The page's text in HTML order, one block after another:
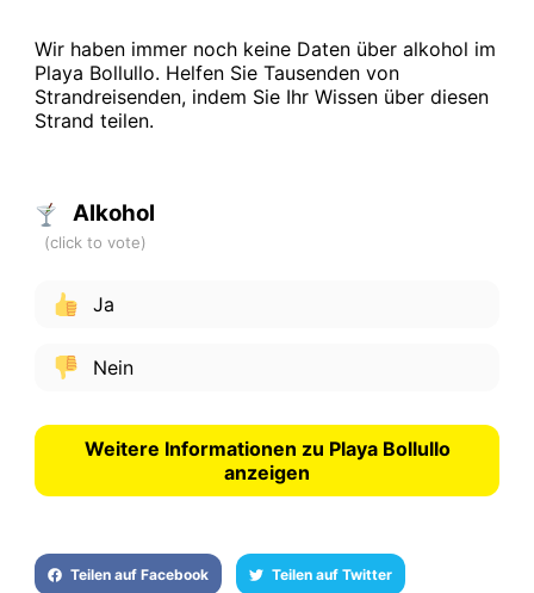
Wir haben immer noch keine Daten über alkohol im
Playa Bollullo. Helfen Sie Tausenden von
Strandreisenden, indem Sie Ihr Wissen über diesen
Strand teilen.
Alkohol
Ja
Nein
Weitere Informationen zu Playa Bollullo
anzeigen
Teilen auf Facebook Teilen auf Twitter